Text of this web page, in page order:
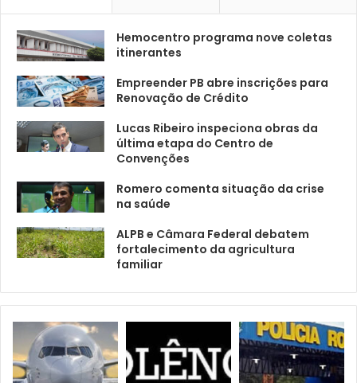
Hemocentro programa nove coletas
itinerantes
Empreender PB abre inscrições para
Renovação de Crédito
Lucas Ribeiro inspeciona obras da
última etapa do Centro de
Convenções
Romero comenta situação da crise
na saúde
ALPB e Câmara Federal debatem
fortalecimento da agricultura
familiar